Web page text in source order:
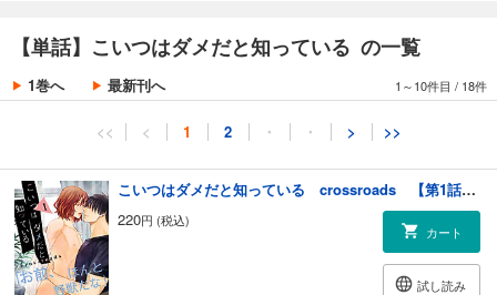
【単話】こいつはダメだと知っている の一覧
1巻へ 最新刊へ 1～10件目 / 18件
<< < 1 2 ・ ・ > >>
こいつはダメだと知っている crossroads 【第1話】【特典付き】
220円 (税込)
カート
試し読み